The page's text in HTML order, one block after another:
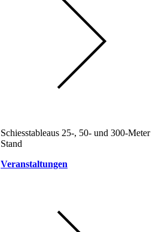
Schiesstableaus 25-, 50- und 300-Meter
Stand
Veranstaltungen